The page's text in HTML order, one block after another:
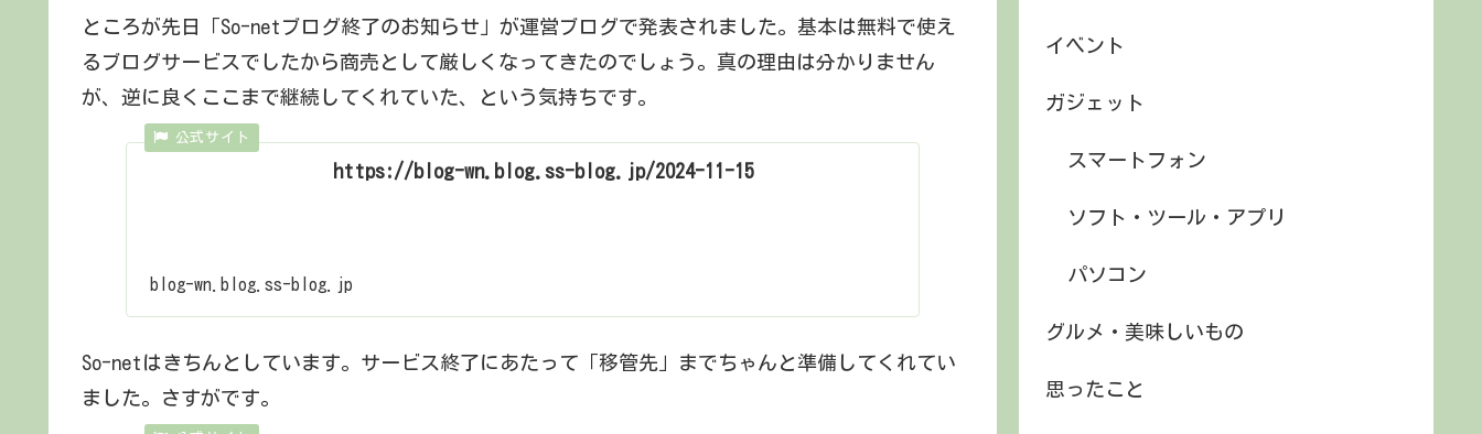
ところが先日「So-netブログ終了のお知らせ」が運営ブログで発表されました。基本は無料で使え
るブログサービスでしたから商売として厳しくなってきたのでしょう。真の理由は分かりません
が、逆に良くここまで継続してくれていた、という気持ちです。
https://blog-wn.blog.ss-blog.jp/2024-11-15
blog-wn.blog.ss-blog.jp
So-netはきちんとしています。サービス終了にあたって「移管先」までちゃんと準備してくれてい
ました。さすがです。
イベント
ガジェット
スマートフォン
ソフト・ツール・アプリ
パソコン
グルメ・美味しいもの
思ったこと